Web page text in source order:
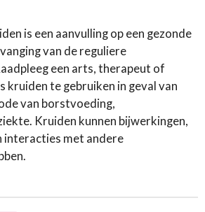
is een aanvulling op een gezonde
van de reguliere
een arts, therapeut of
kruiden te gebruiken in geval van
van borstvoeding,
Kruiden kunnen bijwerkingen,
interacties met andere